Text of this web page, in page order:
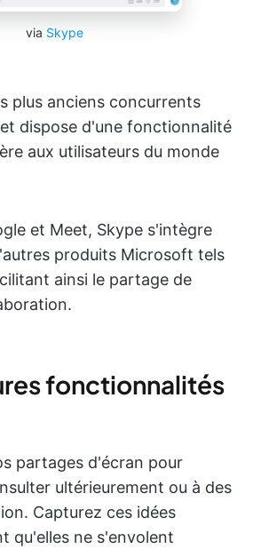
via Skype
plus anciens concurrents
dispose d'une fonctionnalité
aux utilisateurs du monde
et Meet, Skype s'intègre
produits Microsoft tels
ainsi le partage de
fonctionnalités
partages d'écran pour
ultérieurement ou à des
Capturez ces idées
qu'elles ne s'envolent